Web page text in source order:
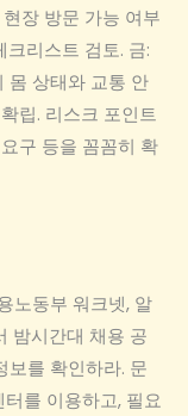
장 방문 가능 여부
크리스트 검토. 금:
몸 상태와 교통 안
립. 리스크 포인트
구 등을 꼼꼼히 확
노동부 워크넷, 알
밤시간대 채용 공
보를 확인하라. 문
를 이용하고, 필요